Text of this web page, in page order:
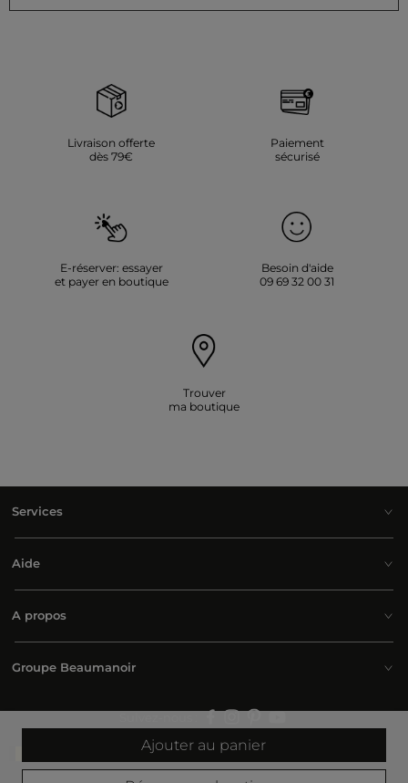
Ajouter au panier
Livraison offerte
dès 79€
Paiement
sécurisé
E-réserver: essayer
et payer en boutique
Besoin d'aide
09 69 32 00 31
Trouver
ma boutique
Services
Aide
A propos
Groupe Beaumanoir